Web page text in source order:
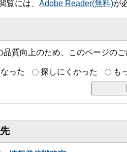
覧には、 Adobe Reader(無料)が
品質向上のため、このページのご
った 探しにくかった も